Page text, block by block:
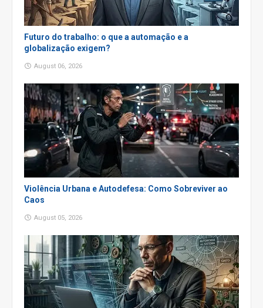
Futuro do trabalho: o que a automação e a
globalização exigem?
August 06, 2026
Violência Urbana e Autodefesa: Como Sobreviver ao
Caos
August 05, 2026